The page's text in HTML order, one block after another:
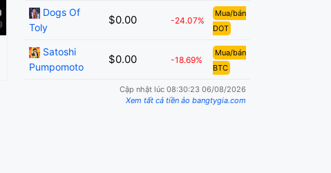
Dogs Of
Toly
$0.00 -24.07%
Mua/bán
DOT
Satoshi
Pumpomoto
$0.00 -18.69%
Mua/bán
BTC
Cập nhật lúc 08:30:23 06/08/2026
Xem tất cả tiền ảo bangtygia.com